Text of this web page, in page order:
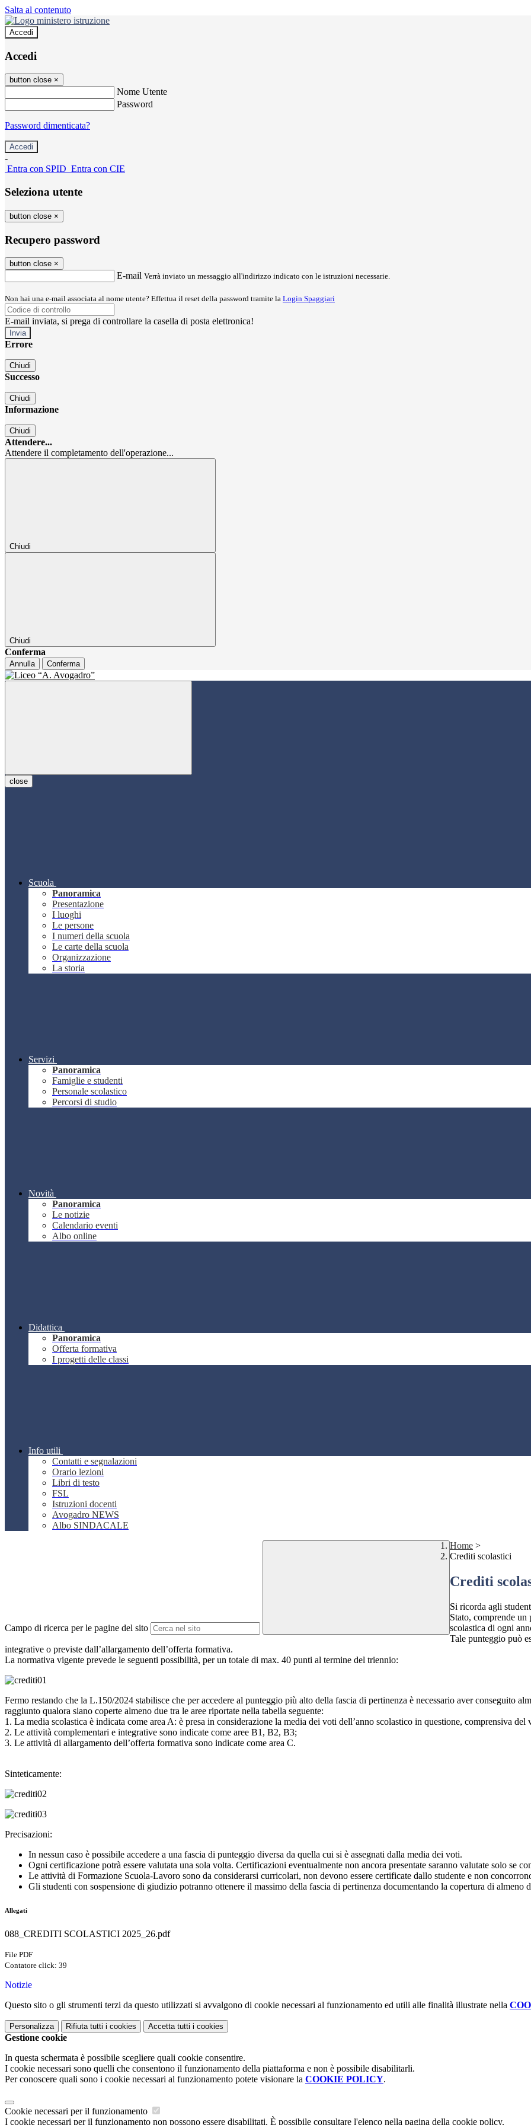
Salta al contenuto
Accedi
Accedi
button close ×
Nome Utente
Password
Password dimenticata?
-
Entra con SPID Entra con CIE
Seleziona utente
button close ×
Recupero password
button close ×
E-mail Verrà inviato un messaggio all'indirizzo indicato con le istruzioni necessarie.
Non hai una e-mail associata al nome utente? Effettua il reset della password tramite la Login Spaggiari
E-mail inviata, si prega di controllare la casella di posta elettronica!
Errore
Chiudi
Successo
Chiudi
Informazione
Chiudi
Attendere...
Attendere il completamento dell'operazione...
Chiudi
Chiudi
Conferma
Annulla Conferma
close
Scuola
Panoramica
Presentazione
I luoghi
Le persone
I numeri della scuola
Le carte della scuola
Organizzazione
La storia
Servizi
Panoramica
Famiglie e studenti
Personale scolastico
Percorsi di studio
Novità
Panoramica
Le notizie
Calendario eventi
Albo online
Didattica
Panoramica
Offerta formativa
I progetti delle classi
Info utili
Contatti e segnalazioni
Orario lezioni
Libri di testo
FSL
Istruzioni docenti
Avogadro NEWS
Albo SINDACALE
Campo di ricerca per le pagine del sito
Home >
Crediti scolastici
Crediti
Si ricorda agli
Stato, comprende un
scolastica di ogni
Tale punteggio può
integrative o previste dall’allargamento dell’offerta formativa.
La normativa vigente prevede le seguenti possibilità, per un totale di max. 40 punti al termine del triennio:
Fermo restando che la L.150/2024 stabilisce che per accedere al punteggio più alto della fascia di pertinenza è necessario aver conseguito
raggiunto qualora siano coperte almeno due tra le aree riportate nella tabella seguente:
1. La media scolastica è indicata come area A: è presa in considerazione la media dei voti dell’anno scolastico in questione, comprensiva
2. Le attività complementari e integrative sono indicate come aree B1, B2, B3;
3. Le attività di allargamento dell’offerta formativa sono indicate come area C.
Sinteticamente:
Precisazioni:
In nessun caso è possibile accedere a una fascia di punteggio diversa da quella cui si è assegnati dalla media dei voti.
Ogni certificazione potrà essere valutata una sola volta. Certificazioni eventualmente non ancora presentate saranno valutate solo se
Le attività di Formazione Scuola-Lavoro sono da considerarsi curricolari, non devono essere certificate dallo studente e non
Gli studenti con sospensione di giudizio potranno ottenere il massimo della fascia di pertinenza documentando la copertura di almeno
Allegati
088_CREDITI SCOLASTICI 2025_26.pdf
File PDF
Contatore click: 39
Notizie
Questo sito o gli strumenti terzi da questo utilizzati si avvalgono di cookie necessari al funzionamento ed utili alle finalità illustrate nella
Personalizza Rifiuta tutti i cookies Accetta tutti i cookies
Gestione cookie
In questa schermata è possibile scegliere quali cookie consentire.
I cookie necessari sono quelli che consentono il funzionamento della piattaforma e non è possibile disabilitarli.
Per conoscere quali sono i cookie necessari al funzionamento potete visionare la COOKIE POLICY.
Cookie necessari per il funzionamento
I cookie necessari per il funzionamento non possono essere disabilitati. È possibile consultare l'elenco nella pagina della cookie policy.